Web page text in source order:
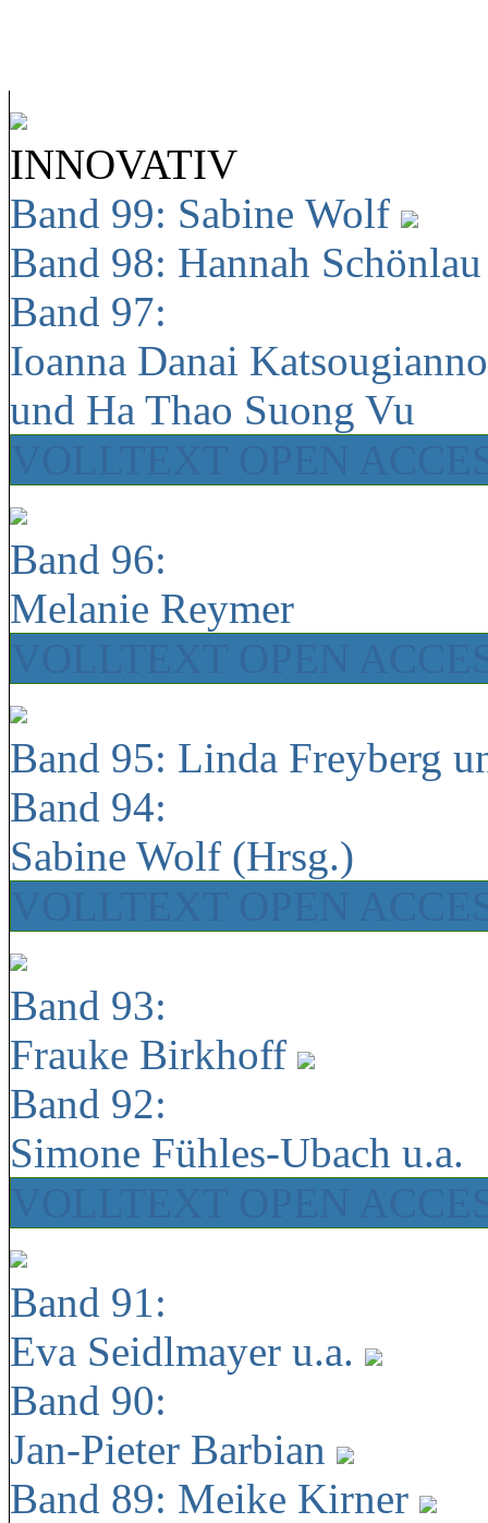
INNOVATIV
Band 99: Sabine Wolf
Band 98: Hannah
Band 97:
Ioanna Danai
und Ha Thao Suong Vu
Band 96:
Melanie Reymer
Band 95: Linda Freyberg
Band 94:
Sabine Wolf (Hrsg.)
Band 93:
Frauke Birkhoff
Band 92:
Simone Fühles-Ubach u.a.
Band 91:
Eva Seidlmayer u.a.
Band 90:
Jan-Pieter Barbian
Band 89: Meike Kirner